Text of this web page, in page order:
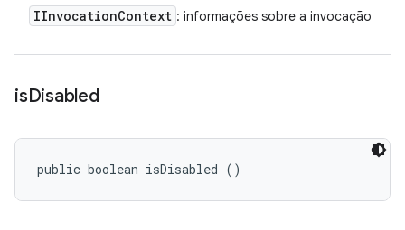
IInvocationContext : informações sobre a invocação
isDisabled
public boolean isDisabled ()